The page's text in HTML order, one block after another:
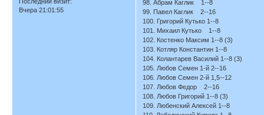
Вчера 21:01:55
98. Абрам Каглик 1--8
99. Павел Каглик 2--16
100. Григорий Кутько 1--8
101. Михаил Кутько 1--8
102. Костенко Максим 1--8 (3)
103. Котляр Константин 1--8
104. Колантарев Василий 1--8 (3)
105. Любов Семен 1-й 2--16
106. Любов Семен 2-й 1,5--12
107. Любов Федор 2--16
108. Любов Григорий 1--8 (3)
109. Любенский Алексей 1--8